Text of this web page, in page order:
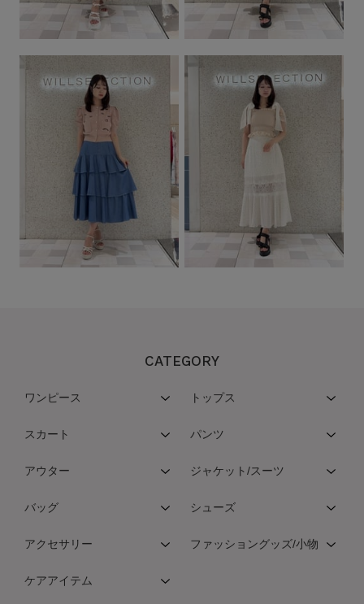
CATEGORY
ワンピース トップス
スカート パンツ
アウター ジャケット/スーツ
バッグ シューズ
アクセサリー ファッショングッズ/小物
ケアアイテム